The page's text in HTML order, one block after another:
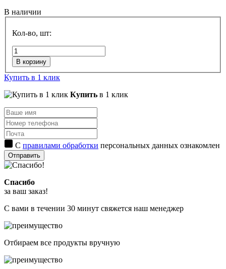
В наличии
Кол-во, шт:
В корзину
Купить в 1 клик
Купить в 1 клик
С правилами обработки персональных данных ознакомлен
Отправить
Спасибо
за ваш заказ!
С вами в течении 30 минут свяжется наш менеджер
Отбираем все продукты вручную